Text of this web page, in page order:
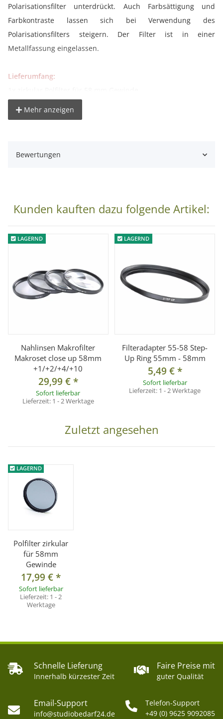
Polarisationsfilter unterdrückt. Auch Farbsättigung und
Farbkontraste lassen sich bei Verwendung des
Polarisationsfilters steigern. Der Filter ist in einer
Metallfassung eingelassen.
Lieferumfang:
Mehr anzeigen
Bewertungen
Kunden kauften dazu folgende Artikel:
LAGERND
Nahlinsen Makrofilter
Makroset close up 58mm
+1/+2/+4/+10
29,99 €*
Sofort lieferbar
Lieferzeit: 1 - 2 Werktage
LAGERND
Filteradapter 55-58 Step-
Up Ring 55mm - 58mm
5,49 €*
Sofort lieferbar
Lieferzeit: 1 - 2 Werktage
Zuletzt angesehen
LAGERND
Polfilter zirkular
für 58mm
Gewinde
17,99 €*
Sofort lieferbar
Lieferzeit: 1 - 2
Werktage
Schnelle Lieferung
Innerhalb kürzester Zeit
Faire Preise mit
guter Qualität
Email-Support
info@studiobedarf24.de
Telefon-Support
+49 (0) 9625 9092085